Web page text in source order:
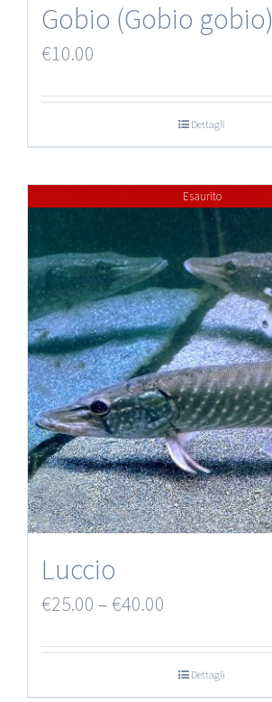
Gobio (Gobio gobio)
€10.00
Dettagli
Esaurito
Luccio
€25.00 –€40.00
Dettagli